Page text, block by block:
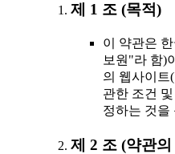
제 1 조 (목적)
이 약관은
보원"라 함)
의 웹사이트
관한 조건
정하는 것을
제 2 조 (약관